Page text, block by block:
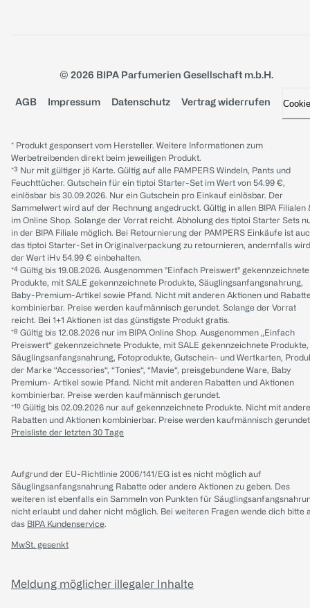
© 2026 BIPA Parfumerien Gesellschaft m.b.H.
AGB Impressum Datenschutz Vertrag widerrufen
* Produkt gesponsert vom Hersteller. Weitere Informationen zum
Werbetreibenden direkt beim jeweiligen Produkt.
*³ Nur mit gültiger jö Karte. Gültig auf alle PAMPERS Windeln, Pants und
Feuchttücher. Gutschein für ein tiptoi Starter-Set im Wert von 54.99 €,
einlösbar bis 30.09.2026. Nur ein Gutschein pro Einkauf einlösbar. Der
Sammelwert wird auf der Rechnung angedruckt. Gültig in allen BIPA Filialen
im Online Shop. Solange der Vorrat reicht. Abholung des tiptoi Starter Sets
in der BIPA Filiale möglich. Bei Retournierung der PAMPERS Einkäufe ist
das tiptoi Starter-Set in Originalverpackung zu retournieren, andernfalls wird
der Wert iHv 54.99 € einbehalten.
*⁴ Gültig bis 19.08.2026. Ausgenommen "Einfach Preiswert" gekennzeichnete
Produkte, mit SALE gekennzeichnete Produkte, Säuglingsanfangsnahrung,
Baby-Premium-Artikel sowie Pfand. Nicht mit anderen Aktionen und
kombinierbar. Preise werden kaufmännisch gerundet. Solange der Vorrat
reicht. Bei 1+1 Aktionen ist das günstigste Produkt gratis.
*⁸ Gültig bis 12.08.2026 nur im BIPA Online Shop. Ausgenommen „Einfach
Preiswert“ gekennzeichnete Produkte, mit SALE gekennzeichnete Produkte,
Säuglingsanfangsnahrung, Fotoprodukte, Gutschein- und Wertkarten,
der Marke “Accessories“, “Tonies“, “Mavie“, preisgebundene Ware, Baby
Premium- Artikel sowie Pfand. Nicht mit anderen Rabatten und Aktionen
kombinierbar. Preise werden kaufmännisch gerundet.
*¹⁰ Gültig bis 02.09.2026 nur auf gekennzeichnete Produkte. Nicht mit
Rabatten und Aktionen kombinierbar. Preise werden kaufmännisch
Preisliste der letzten 30 Tage
Aufgrund der EU-Richtlinie 2006/141/EG ist es nicht möglich auf
Säuglingsanfangsnahrung Rabatte oder andere Aktionen zu geben. Des
weiteren ist ebenfalls ein Sammeln von Punkten für
nicht erlaubt und daher nicht möglich. Bei weiteren Fragen wende dich bitte
das BIPA Kundenservice.
MwSt. gesenkt
Meldung möglicher illegaler Inhalte